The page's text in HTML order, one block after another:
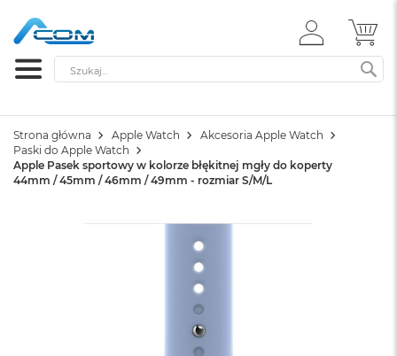
ZALOGUJ
SIĘ
Szukaj
Strona główna Apple Watch
Akcesoria Apple Watch
Paski do Apple Watch
Apple Pasek sportowy w kolorze błękitnej mgły do koperty
44mm / 45mm / 46mm / 49mm - rozmiar S/M/L